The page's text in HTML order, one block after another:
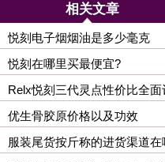
相关文章
悦刻电子烟烟油是多少毫克
悦刻在哪里买最便宜?
Relx悦刻三代灵点性价比全面
优生骨胶原价格以及功效
服装尾货按斤称的进货渠道在